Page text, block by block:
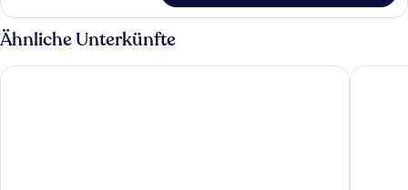
Ähnliche Unterkünfte
The City Hotel Ancona EGO